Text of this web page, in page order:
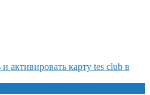
активировать карту tes club в